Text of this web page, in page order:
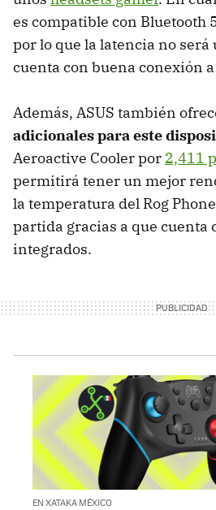
es compatible con Bluetooth
por lo que la latencia no será
cuenta con buena conexión
Además, ASUS también
adicionales para este
Aeroactive Cooler por 2,411
permitirá tener un mejor
la temperatura del Rog
partida gracias a que cuenta
integrados.
EN XATAKA MÉXICO